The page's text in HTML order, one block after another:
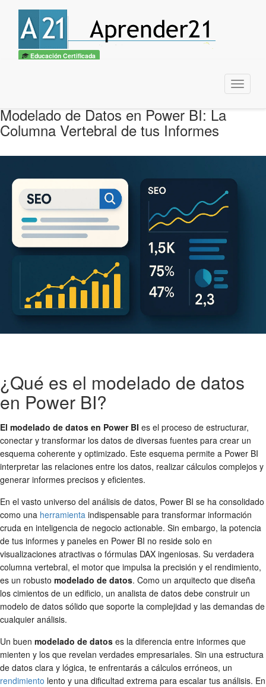
Educación Certificada
Menu
Modelado de Datos en Power BI: La
Columna Vertebral de tus Informes
¿Qué es el modelado de datos
en Power BI?
El modelado de datos en Power BI es el proceso de estructurar,
conectar y transformar los datos de diversas fuentes para crear un
esquema coherente y optimizado. Este esquema permite a Power BI
interpretar las relaciones entre los datos, realizar cálculos complejos y
generar informes precisos y eficientes.
En el vasto universo del análisis de datos, Power BI se ha consolidado
como una herramienta indispensable para transformar información
cruda en inteligencia de negocio actionable. Sin embargo, la potencia
de tus informes y paneles en Power BI no reside solo en
visualizaciones atractivas o fórmulas DAX ingeniosas. Su verdadera
columna vertebral, el motor que impulsa la precisión y el rendimiento,
es un robusto modelado de datos. Como un arquitecto que diseña
los cimientos de un edificio, un analista de datos debe construir un
modelo de datos sólido que soporte la complejidad y las demandas de
cualquier análisis.
Un buen modelado de datos es la diferencia entre informes que
mienten y los que revelan verdades empresariales. Sin una estructura
de datos clara y lógica, te enfrentarás a cálculos erróneos, un
rendimiento lento y una dificultad extrema para escalar tus análisis. En